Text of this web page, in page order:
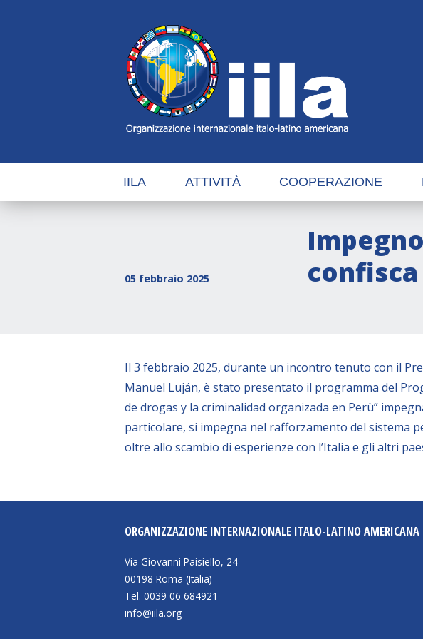
IILA ATTIVITÀ COOPERAZIONE
05 febbraio 2025
Il 3 febbraio 2025, durante un incontro tenuto con il
Manuel Luján, è stato presentato il programma del
de drogas y la criminalidad organizada en Perù”
particolare, si impegna nel rafforzamento del sistema
oltre allo scambio di esperienze con l’Italia e gli altri
ORGANIZZAZIONE INTERNAZIONALE ITALO-LATINO AMERICANA
Via Giovanni Paisiello, 24
00198 Roma (Italia)
Tel. 0039 06 684921
info@iila.org